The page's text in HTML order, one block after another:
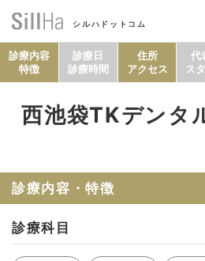
シルハドットコム
診療内容
特徴
診療日
診療時間
住所
アクセス
代
ス
西池袋TKデンタ
診療内容・特徴
診療科目